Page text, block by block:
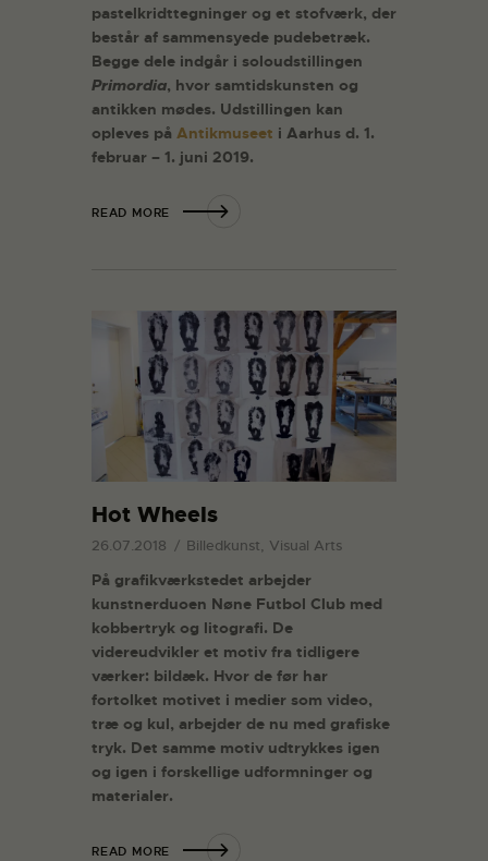
pastelkridttegninger og et stofværk, der
består af sammensyede pudebetræk.
Begge dele indgår i soloudstillingen
Primordia, hvor samtidskunsten og
antikken mødes. Udstillingen kan
opleves på Antikmuseet i Aarhus d. 1.
februar – 1. juni 2019.
READ MORE
Hot Wheels
26.07.2018 Billedkunst, Visual Arts
På grafikværkstedet arbejder
kunstnerduoen Nøne Futbol Club med
kobbertryk og litografi. De
videreudvikler et motiv fra tidligere
værker: bildæk. Hvor de før har
fortolket motivet i medier som video,
træ og kul, arbejder de nu med grafiske
tryk. Det samme motiv udtrykkes igen
og igen i forskellige udformninger og
materialer.
READ MORE